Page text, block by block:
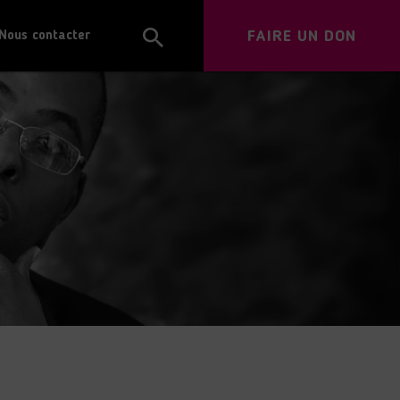
Nous contacter FAIRE UN DON